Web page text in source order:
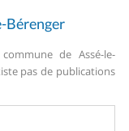
Bérenger
de Assé-le-
pas de publications